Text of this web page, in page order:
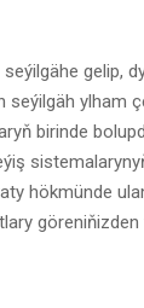
gelip,
ylham
birinde
hökmünde
göreniňizden